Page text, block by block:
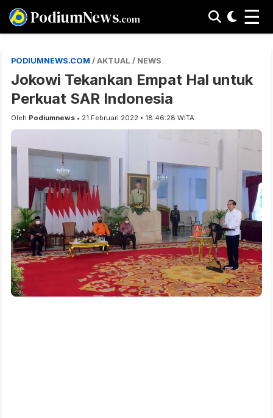
PodiumNews.com ☰
PODIUMNEWS.COM / AKTUAL / NEWS
Jokowi Tekankan Empat Hal untuk
Perkuat SAR Indonesia
Oleh Podiumnews • 21 Februari 2022 • 18:46:28 WITA